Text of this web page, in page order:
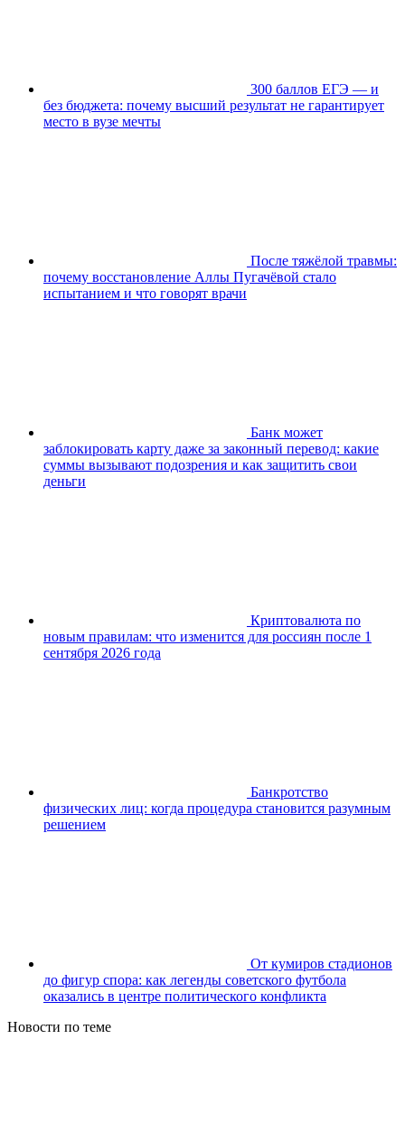
300 баллов ЕГЭ — и
без бюджета: почему высший результат не гарантирует
место в вузе мечты
После тяжёлой травмы:
почему восстановление Аллы Пугачёвой стало
испытанием и что говорят врачи
Банк может
заблокировать карту даже за законный перевод: какие
суммы вызывают подозрения и как защитить свои
деньги
Криптовалюта по
новым правилам: что изменится для россиян после 1
сентября 2026 года
Банкротство
физических лиц: когда процедура становится разумным
решением
От кумиров стадионов
до фигур спора: как легенды советского футбола
оказались в центре политического конфликта
Новости по теме